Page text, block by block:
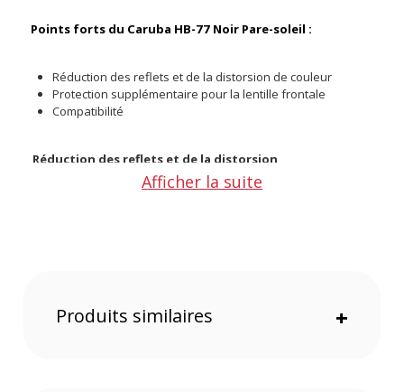
Points forts du Caruba HB-77 Noir Pare-soleil :
Réduction des reflets et de la distorsion de couleur
Protection supplémentaire pour la lentille frontale
Compatibilité
Réduction des reflets et de la distorsion
Le pare-soleil minimise les effets de la lumière indésirable,
tels que les reflets et la décoloration, pour des photos plus
Afficher la suite
Produits similaires +